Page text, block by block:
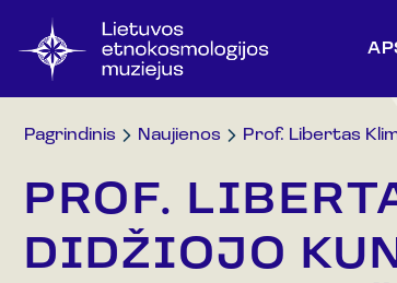
Pagrindinis Naujienos Prof. Libertas
PROF.
DIDŽIOJO